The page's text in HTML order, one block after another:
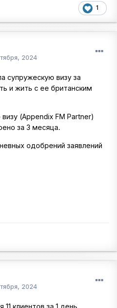
1
2024
супружескую визу за
и жить с ее британским
(Appendix FM Partner)
за 3 месяца.
одобрений заявлений
2024
клиентов за 1 день